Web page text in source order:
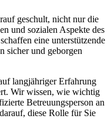
geschult, nicht nur die
und sozialen Aspekte des
eine unterstützende
sicher und geborgen
langjähriger Erfahrung
Wir wissen, wie wichtig
Betreuungsperson an
diese Rolle für Sie